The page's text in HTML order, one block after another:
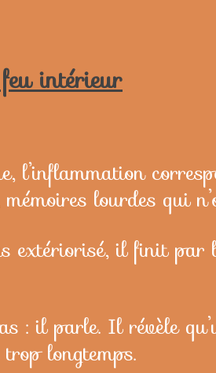
intérieur
l’inflammation
lourdes qui
extériorisé, il finit
: il parle. Il révèle
longtemps.